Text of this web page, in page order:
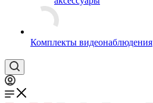
Комплекты видеонаблюдения